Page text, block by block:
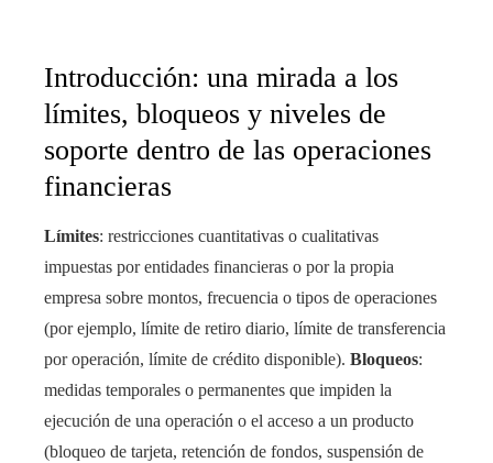
Introducción: una mirada a los
límites, bloqueos y niveles de
soporte dentro de las operaciones
financieras
Límites: restricciones cuantitativas o cualitativas
impuestas por entidades financieras o por la propia
empresa sobre montos, frecuencia o tipos de operaciones
(por ejemplo, límite de retiro diario, límite de transferencia
por operación, límite de crédito disponible). Bloqueos:
medidas temporales o permanentes que impiden la
ejecución de una operación o el acceso a un producto
(bloqueo de tarjeta, retención de fondos, suspensión de